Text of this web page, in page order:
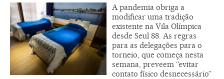
A pandemia obriga a
modificar uma tradição
existente na Vila Olímpica
desde Seul 88. As regras
para as delegações para o
torneio, que começa nesta
semana, preveem “evitar
contato físico desnecessário”